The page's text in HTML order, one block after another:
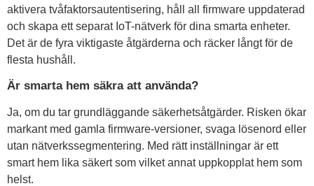
aktivera tvåfaktorsautentisering, håll all firmware uppdaterad
och skapa ett separat IoT-nätverk för dina smarta enheter.
Det är de fyra viktigaste åtgärderna och räcker långt för de
flesta hushåll.
Är smarta hem säkra att använda?
Ja, om du tar grundläggande säkerhetsåtgärder. Risken ökar
markant med gamla firmware-versioner, svaga lösenord eller
utan nätverkssegmentering. Med rätt inställningar är ett
smart hem lika säkert som vilket annat uppkopplat hem som
helst.